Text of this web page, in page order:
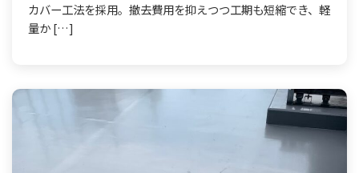
カバー工法を採用。撤去費用を抑えつつ工期も短縮でき、軽
量か […]